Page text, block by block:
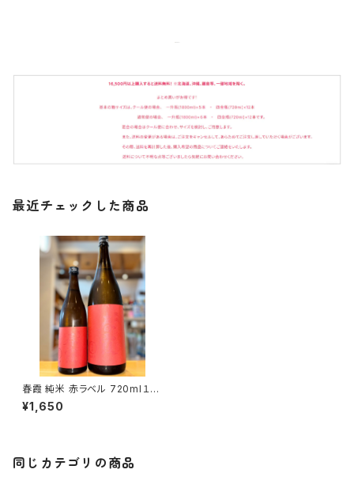
最近チェックした商品
春霞 純米 赤ラベル 720ml１本
（栗林酒造・秋田県仙北郡美郷
町）
¥1,650
同じカテゴリの商品